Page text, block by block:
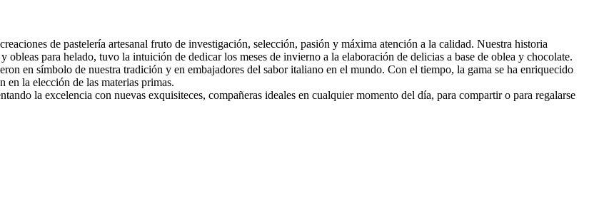
de pastelería artesanal fruto de investigación, selección, pasión y máxima atención a la calidad. Nuestra historia
obleas para helado, tuvo la intuición de dedicar los meses de invierno a la elaboración de delicias a base de oblea y chocolate.
en símbolo de nuestra tradición y en embajadores del sabor italiano en el mundo. Con el tiempo, la gama se ha enriquecido
en la elección de las materias primas.
la excelencia con nuevas exquisiteces, compañeras ideales en cualquier momento del día, para compartir o para regalarse